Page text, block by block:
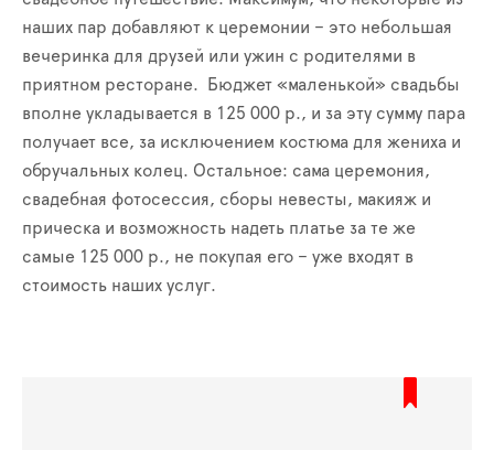
наших пар добавляют к церемонии – это небольшая
вечеринка для друзей или ужин с родителями в
приятном ресторане. Бюджет «маленькой» свадьбы
вполне укладывается в 125 000 р., и за эту сумму пара
получает все, за исключением костюма для жениха и
обручальных колец. Остальное: сама церемония,
свадебная фотосессия, сборы невесты, макияж и
прическа и возможность надеть платье за те же
самые 125 000 р., не покупая его – уже входят в
стоимость наших услуг.